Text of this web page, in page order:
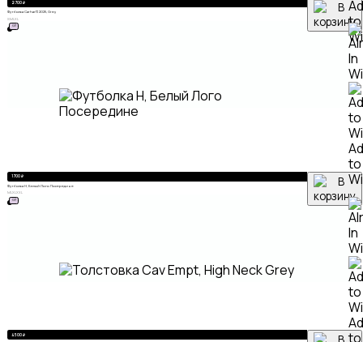
2 700₽
Футболка Carhartt 2025, Grey
S ML XL
to
1 700₽
Футболка Н, Белый Лого Посередине
MLXLXXL
ХИТ
to
4 500₽
ХИТ
to